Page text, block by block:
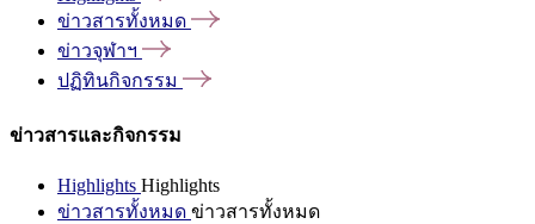
ข่าวสารทั้งหมด
ข่าวจุฬาฯ
ปฏิทินกิจกรรม
ข่าวสารและกิจกรรม
Highlights Highlights
ข่าวสารทั้งหมด ข่าวสารทั้งหมด